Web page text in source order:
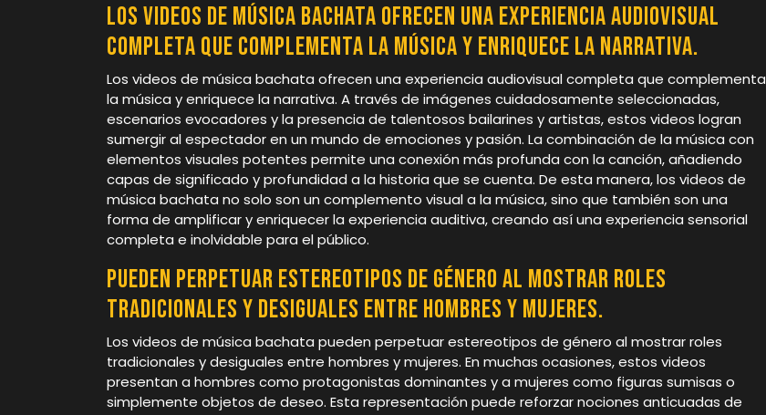
Los videos de música bachata ofrecen una experiencia audiovisual
completa que complementa la música y enriquece la narrativa.
Los videos de música bachata ofrecen una experiencia audiovisual completa que complementa
la música y enriquece la narrativa. A través de imágenes cuidadosamente seleccionadas,
escenarios evocadores y la presencia de talentosos bailarines y artistas, estos videos logran
sumergir al espectador en un mundo de emociones y pasión. La combinación de la música con
elementos visuales potentes permite una conexión más profunda con la canción, añadiendo
capas de significado y profundidad a la historia que se cuenta. De esta manera, los videos de
música bachata no solo son un complemento visual a la música, sino que también son una
forma de amplificar y enriquecer la experiencia auditiva, creando así una experiencia sensorial
completa e inolvidable para el público.
Pueden perpetuar estereotipos de género al mostrar roles
tradicionales y desiguales entre hombres y mujeres.
Los videos de música bachata pueden perpetuar estereotipos de género al mostrar roles
tradicionales y desiguales entre hombres y mujeres. En muchas ocasiones, estos videos
presentan a hombres como protagonistas dominantes y a mujeres como figuras sumisas o
simplemente objetos de deseo. Esta representación puede reforzar nociones anticuadas de